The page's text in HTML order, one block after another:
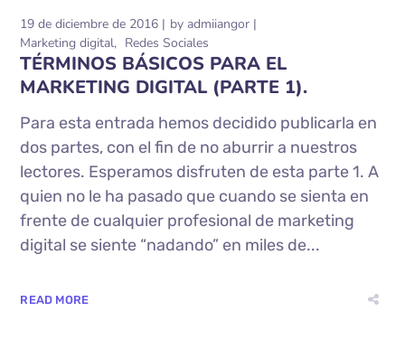
19 de diciembre de 2016 by admiiangor
Marketing digital
Redes Sociales
TÉRMINOS BÁSICOS PARA EL
MARKETING DIGITAL (PARTE 1).
Para esta entrada hemos decidido publicarla en
dos partes, con el fin de no aburrir a nuestros
lectores. Esperamos disfruten de esta parte 1. A
quien no le ha pasado que cuando se sienta en
frente de cualquier profesional de marketing
digital se siente “nadando” en miles de...
READ MORE